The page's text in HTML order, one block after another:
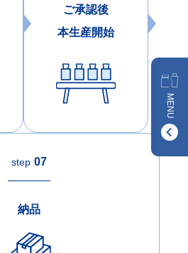
MENU
ご承認後
本生産開始
step 07
納品